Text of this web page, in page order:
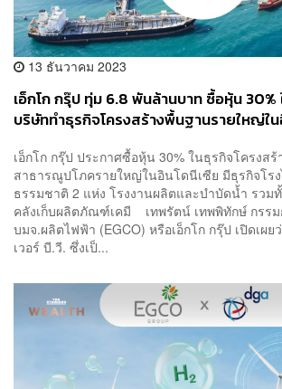
13 ธันวาคม 2023
เอ็กโก กรุ๊ป ทุ่ม 6.8 พันล้านบาท ซื้อหุ้น 30%
บริษัททำธุรกิจโครงสร้างพื้นฐานรายใหญ่ใ
เอ็กโก กรุ๊ป ประกาศซื้อหุ้น 30% ในธุรกิจโครงส
สาธารณูปโภครายใหญ่ในอินโดนีเซีย มีธุรกิจโร
ธรรมชาติ 2 แห่ง โรงงานผลิตและบำบัดน้ำ รวมทั้
คลังเก็บผลิตภัณฑ์เคมี เทพรัตน์ เทพพิทักษ์ กรรม
บมจ.ผลิตไฟฟ้า (EGCO) หรือเอ็กโก กรุ๊ป เปิดเผ
เวอร์ บี.วี. ซึ่งเป็...